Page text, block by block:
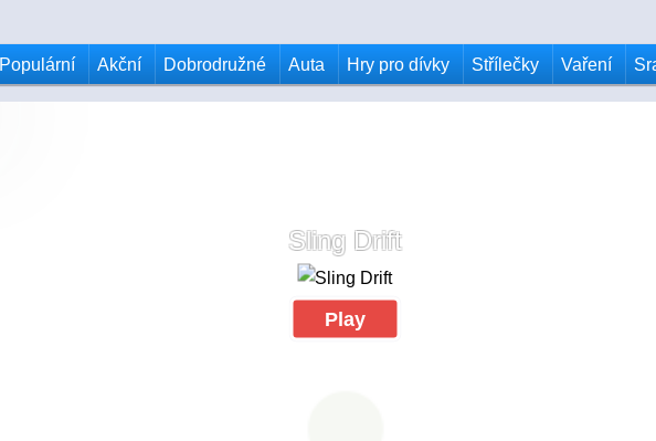
Populární Akční Dobrodružné Auta Hry pro dívky Střílečky Vaření
Sling Drift
Play